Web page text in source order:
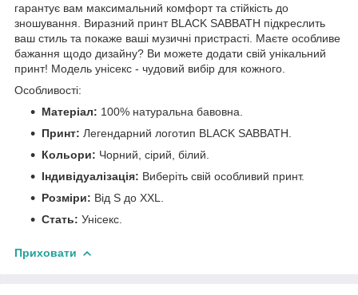
гарантує вам максимальний комфорт та стійкість до
зношування. Виразний принт BLACK SABBATH підкреслить
ваш стиль та покаже ваші музичні пристрасті. Маєте особливе
бажання щодо дизайну? Ви можете додати свій унікальний
принт! Модель унісекс - чудовий вибір для кожного.
Особливості:
Матеріал: 100% натуральна бавовна.
Принт: Легендарний логотип BLACK SABBATH.
Кольори: Чорний, сірий, білий.
Індивідуалізація: Виберіть свій особливий принт.
Розміри: Від S до XXL.
Стать: Унісекс.
Приховати